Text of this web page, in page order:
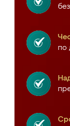
по